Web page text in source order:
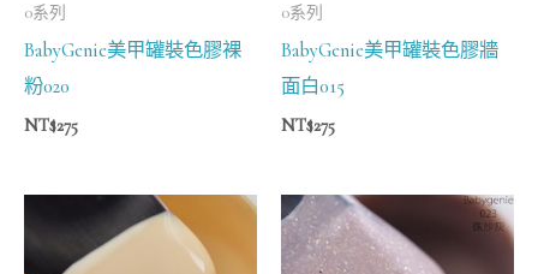
0系列
BabyGenie美甲罐裝色膠裸
粉020
NT$275
0系列
BabyGenie美甲罐裝色膠牆
面白015
NT$275